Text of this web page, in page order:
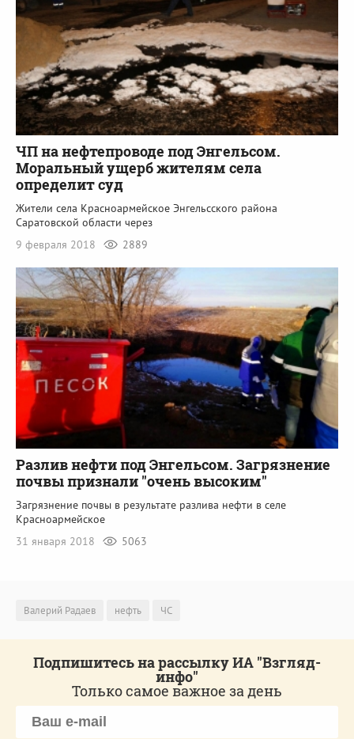
ЧП на нефтепроводе под Энгельсом.
Моральный ущерб жителям села
определит суд
Жители села Красноармейское Энгельсского района
Саратовской области через
9 февраля 2018
2889
Разлив нефти под Энгельсом. Загрязнение
почвы признали "очень высоким"
Загрязнение почвы в результате разлива нефти в селе
Красноармейское
31 января 2018
5063
Валерий Радаев нефть ЧС
Подпишитесь на рассылку ИА "Взгляд-
инфо"
Только самое важное за день